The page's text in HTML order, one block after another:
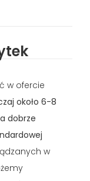
w ofercie
około 6-8
dobrze
w